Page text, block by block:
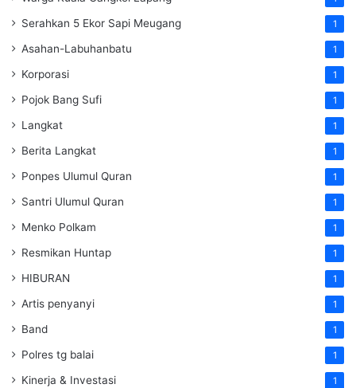
Serahkan 5 Ekor Sapi Meugang 1
Asahan-Labuhanbatu 1
Korporasi 1
Pojok Bang Sufi 1
Langkat 1
Berita Langkat 1
Ponpes Ulumul Quran 1
Santri Ulumul Quran 1
Menko Polkam 1
Resmikan Huntap 1
HIBURAN 1
Artis penyanyi 1
Band 1
Polres tg balai 1
Kinerja & Investasi 1